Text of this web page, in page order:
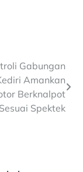
Gabungan
Amankan
Berknalpot
Spektek